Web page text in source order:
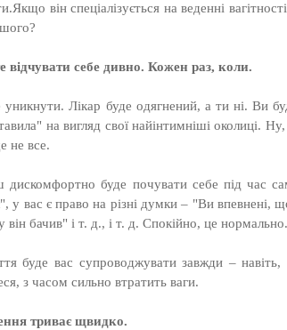
він спеціалізується на веденні
відчувати себе дивно. Кожен раз, коли.
Лікар буде одягнений, а ти ні. Ви
на вигляд свої найінтимніші околиці.
не все.
дискомфортно буде почувати себе під час
у вас є право на різні думки – "Ви
він бачив" і т. д., і т. д. Спокійно, це нормально.
буде вас супроводжувати завжди –
з часом сильно втратить ваги.
триває щвидко.